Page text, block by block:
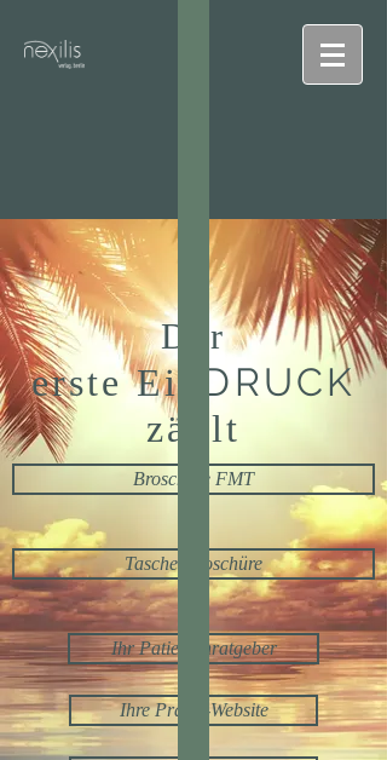
Der
erste Ein DRUCK
zählt
Broschüre FMT
Taschenbroschüre
Ihr Patientenratgeber
Ihre Praxis-Website